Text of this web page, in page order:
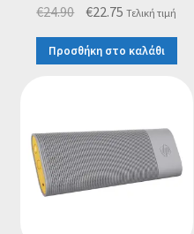
€24.90 Original
was:
€22.75 Η
τιμή
Τελική τιμή
Προσθήκη στο καλάθι